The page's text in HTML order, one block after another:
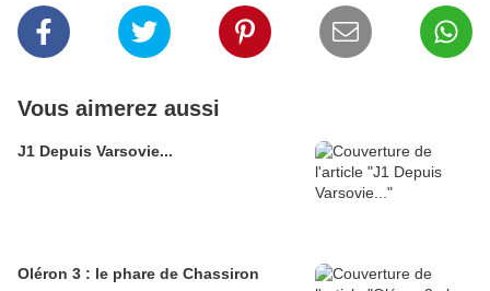
Vous aimerez aussi
J1 Depuis Varsovie...
Oléron 3 : le phare de Chassiron